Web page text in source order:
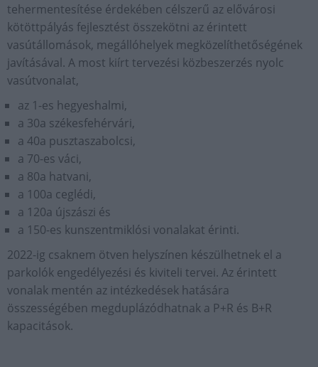
tehermentesítése érdekében célszerű az elővárosi
kötöttpályás fejlesztést összekötni az érintett
vasútállomások, megállóhelyek megközelíthetőségének
javításával. A most kiírt tervezési közbeszerzés nyolc
vasútvonalat,
az 1-es hegyeshalmi,
a 30a székesfehérvári,
a 40a pusztaszabolcsi,
a 70-es váci,
a 80a hatvani,
a 100a ceglédi,
a 120a újszászi és
a 150-es kunszentmiklósi vonalakat érinti.
2022-ig csaknem ötven helyszínen készülhetnek el a
parkolók engedélyezési és kiviteli tervei. Az érintett
vonalak mentén az intézkedések hatására
összességében megduplázódhatnak a P+R és B+R
kapacitások.